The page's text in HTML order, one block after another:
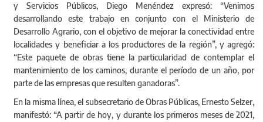
y Servicios Públicos, Diego Menéndez expresó: “Venimos
desarrollando este trabajo en conjunto con el Ministerio de
Desarrollo Agrario, con el objetivo de mejorar la conectividad entre
localidades y beneficiar a los productores de la región”, y agregó:
“Este paquete de obras tiene la particularidad de contemplar el
mantenimiento de los caminos, durante el período de un año, por
parte de las empresas que resulten ganadoras”.
En la misma línea, el subsecretario de Obras Públicas, Ernesto Selzer,
manifestó: “A partir de hoy, y durante los primeros meses de 2021,